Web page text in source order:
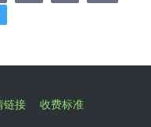
链接 收费标准